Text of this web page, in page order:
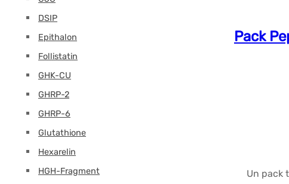
DSIP
Epithalon
Follistatin
GHK-CU
GHRP-2
GHRP-6
Glutathione
Hexarelin
HGH-Fragment
Pack
Un pack